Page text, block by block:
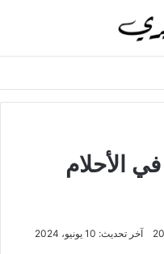
الأحلام
آخر تحديث: 10 يونيو، 2024